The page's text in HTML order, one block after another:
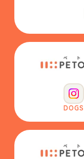
DOGS